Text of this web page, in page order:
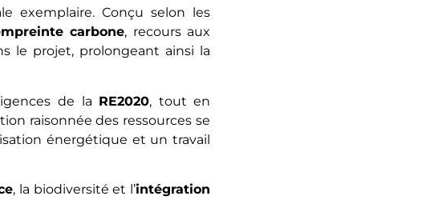
exemplaire. Conçu selon les
carbone, recours aux
le projet, prolongeant ainsi la
de la RE2020, tout en
raisonnée des ressources se
énergétique et un travail
, la biodiversité et l’intégration